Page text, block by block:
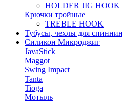
HOLDER JIG HOOK
Крючки тройные
TREBLE HOOK
Тубусы, чехлы для
Силикон Микроджиг
JavaStick
Maggot
Swing Impact
Tanta
Tioga
Мотыль